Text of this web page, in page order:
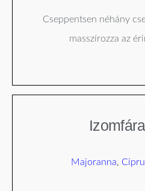
Cseppentsen néhány
masszírozza az
Majoranna,